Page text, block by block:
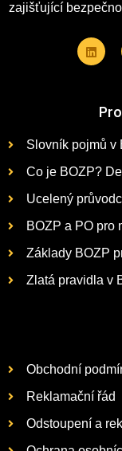
zajišťující
Slovník pojmů v
Co je BOZP?
Ucelený
BOZP a PO pro
Základy BOZP
Zlatá pravidla v
Obchodní
Reklamační řád
Odstoupení a